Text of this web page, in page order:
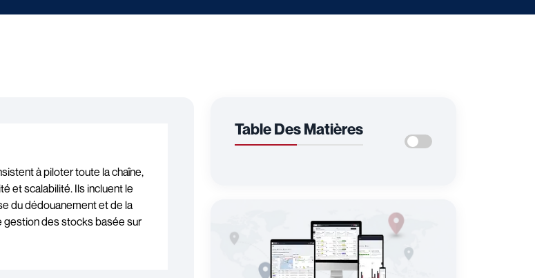
à piloter toute la chaîne,
et scalabilité. Ils incluent le
du dédouanement et de la
gestion des stocks basée sur
Table Des Matières